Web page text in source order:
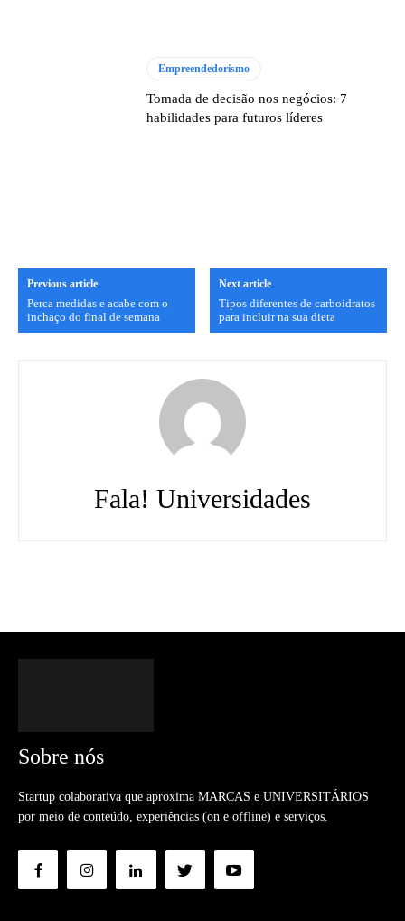
Empreendedorismo
Tomada de decisão nos negócios: 7
habilidades para futuros líderes
Previous article
Perca medidas e acabe com o
inchaço do final de semana
Next article
Tipos diferentes de carboidratos
para incluir na sua dieta
Fala! Universidades
Sobre nós
Startup colaborativa que aproxima MARCAS e UNIVERSITÁRIOS
por meio de conteúdo, experiências (on e offline) e serviços.